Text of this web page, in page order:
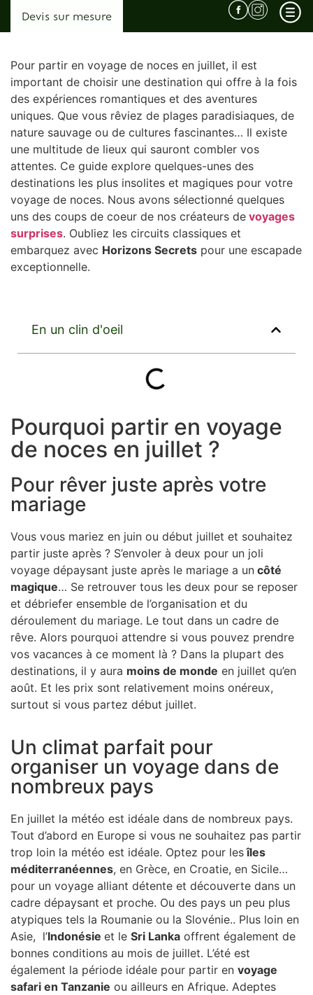
Devis sur mesure
Qui sommes nous ? L’agence derrière les voyages surprises…
Pourquoi choisir Horizons Secrets ?
Témoignages
Conditions Générales de Vente
Afrique
Amérique
Asie
îles
Dominique
Sainte-Lucie
Vos envies
Trains de légende
Safari & faune sauvage
Voyage surprise
En tête-à-tête
Entreprise
Carte cadeau voyage
Séjour surprise
Week-end en Europe
Week-end en France
Pour partir en voyage de noces en juillet, il est
important de choisir une destination qui offre à la fois
des expériences romantiques et des aventures
uniques. Que vous rêviez de plages paradisiaques, de
nature sauvage ou de cultures fascinantes… Il existe
une multitude de lieux qui sauront combler vos
attentes. Ce guide explore quelques-unes des
destinations les plus insolites et magiques pour votre
voyage de noces. Nous avons sélectionné quelques
uns des coups de coeur de nos créateurs de voyages
surprises. Oubliez les circuits classiques et
embarquez avec Horizons Secrets pour une escapade
exceptionnelle.
En un clin d'oeil
Pourquoi partir en voyage
de noces en juillet ?
Pour rêver juste après votre
mariage
Vous vous mariez en juin ou début juillet et souhaitez
partir juste après ? S’envoler à deux pour un joli
voyage dépaysant juste après le mariage a un côté
magique… Se retrouver tous les deux pour se reposer
et débriefer ensemble de l’organisation et du
déroulement du mariage. Le tout dans un cadre de
rêve. Alors pourquoi attendre si vous pouvez prendre
vos vacances à ce moment là ? Dans la plupart des
destinations, il y aura moins de monde en juillet qu’en
août. Et les prix sont relativement moins onéreux,
surtout si vous partez début juillet.
Un climat parfait pour
organiser un voyage dans de
nombreux pays
En juillet la météo est idéale dans de nombreux pays.
Tout d’abord en Europe si vous ne souhaitez pas partir
trop loin la météo est idéale. Optez pour lesîles
méditerranéennes, en Grèce, en Croatie, en Sicile…
pour un voyage alliant détente et découverte dans un
cadre dépaysant et proche. Ou des pays un peu plus
atypiques tels la Roumanie ou la Slovénie.. Plus loin en
Asie, l’Indonésie et le Sri Lanka offrent également de
bonnes conditions au mois de juillet. L’été est
également la période idéale pour partir en voyage
safari en Tanzanie ou ailleurs en Afrique. Adeptes